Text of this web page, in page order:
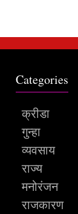
Categories
क्रीडा
गुन्हा
व्यवसाय
राज्य
मनोरंजन
राजकारण